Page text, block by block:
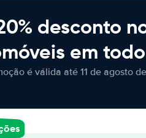
desconto
em
é válida até 11 de agosto